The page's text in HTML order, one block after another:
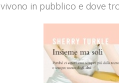
vivono in pubblico e dove